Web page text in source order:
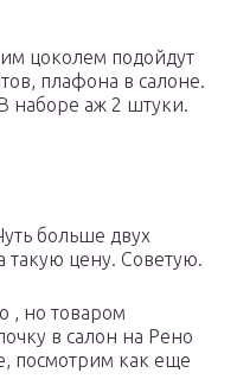
цоколем подойдут
плафона в салоне.
наборе аж 2 штуки.
больше двух
такую цену. Советую.
, но товаром
в салон на Рено
посмотрим как еще